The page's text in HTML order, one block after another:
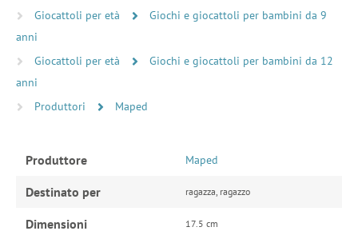
Giocattoli per età
Giochi e giocattoli per bambini da 9
anni
Giocattoli per età
Giochi e giocattoli per bambini da 12
anni
Produttori
Maped
Produttore Maped
Destinato per ragazza, ragazzo
Dimensioni 17.5 cm